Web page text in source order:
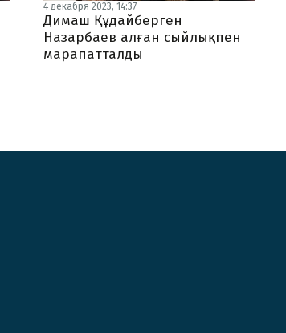
4 декабря 2023, 14:37
Димаш Құдайберген
Назарбаев алған сыйлықпен
марапатталды